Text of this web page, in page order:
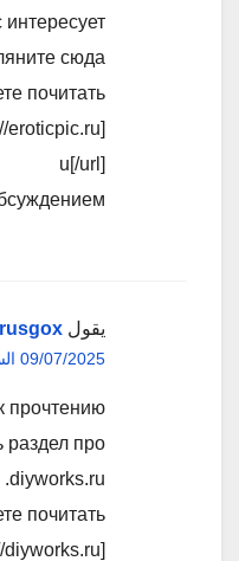
интересует
сюда.
почитать:
u[/url]
يقول rusgox
:
09/07/2025 الساعة 10:25 ص
прочтению:
раздел про
diyworks.ru.
почитать: